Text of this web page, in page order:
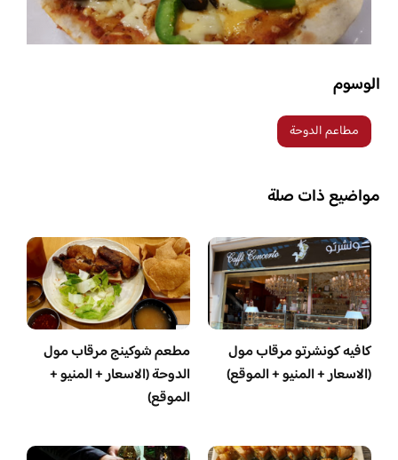
الوسوم
مطاعم الدوحة
مواضيع ذات صلة
كافيه كونشرتو مرقاب مول
(الاسعار + المنيو + الموقع)
مطعم شوكينج مرقاب مول
الدوحة (الاسعار + المنيو +
الموقع)